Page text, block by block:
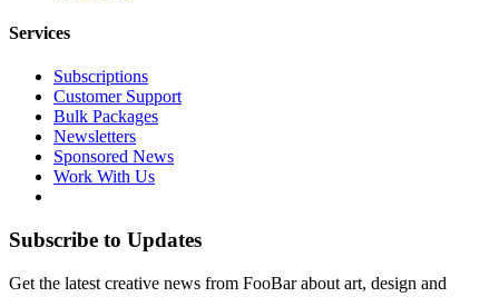
Services
Subscriptions
Customer Support
Bulk Packages
Newsletters
Sponsored News
Work With Us
Subscribe to Updates
Get the latest creative news from FooBar about art, design and